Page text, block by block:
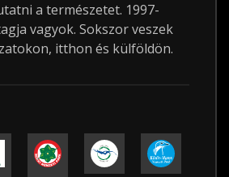
a természetet. 1997-
vagyok. Sokszor veszek
itthon és külföldön.